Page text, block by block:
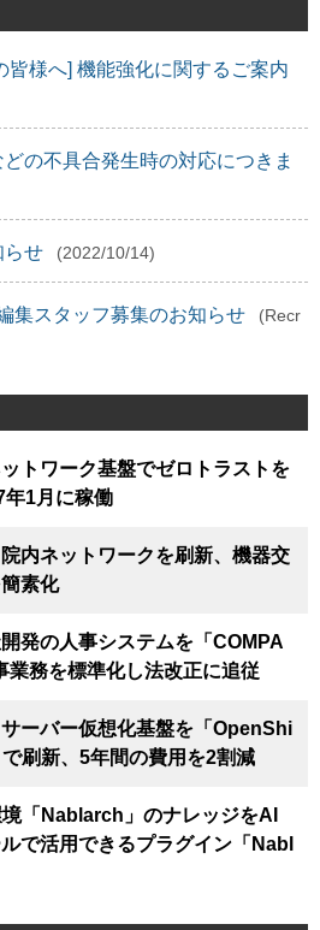
皆様へ] 機能強化に関するご案内
の不具合発生時の対応につきま
らせ (2022/10/14)
集スタッフ募集のお知らせ
(Recr
トワーク基盤でゼロトラストを
年1月に稼働
内ネットワークを刷新、機器交
素化
発の人事システムを「COMPA
業務を標準化し法改正に追従
ーバー仮想化基盤を「OpenShi
刷新、5年間の費用を2割減
「Nablarch」のナレッジをAI
で活用できるプラグイン「Nabl